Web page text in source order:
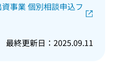
事業 個別相談申込フ
最終更新日：2025.09.11